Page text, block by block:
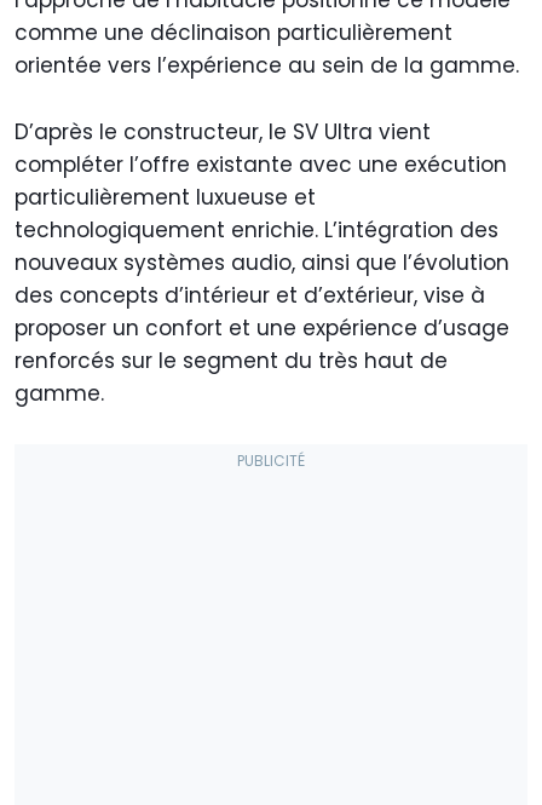
comme une déclinaison particulièrement
orientée vers l’expérience au sein de la gamme.
D’après le constructeur, le SV Ultra vient
compléter l’offre existante avec une exécution
particulièrement luxueuse et
technologiquement enrichie. L’intégration des
nouveaux systèmes audio, ainsi que l’évolution
des concepts d’intérieur et d’extérieur, vise à
proposer un confort et une expérience d’usage
renforcés sur le segment du très haut de
gamme.